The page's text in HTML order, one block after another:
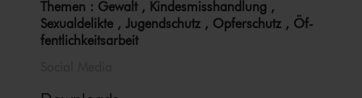
Themen : Gewalt , Kin­des­miss­hand­lung ,
Sexualdelikte , Jugendschutz , Opferschutz , Öf­
fent­lich­keits­ar­beit